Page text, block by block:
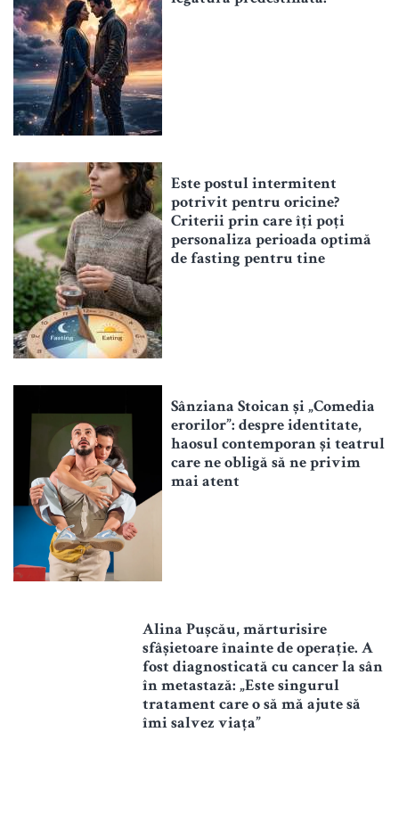
Este postul intermitent
potrivit pentru oricine?
Criterii prin care îți poți
personaliza perioada optimă
de fasting pentru tine
Sânziana Stoican și „Comedia
erorilor”: despre identitate,
haosul contemporan și teatrul
care ne obligă să ne privim
mai atent
Alina Pușcău, mărturisire
sfâșietoare înainte de operație. A
fost diagnosticată cu cancer la sân
în metastază: „Este singurul
tratament care o să mă ajute să
îmi salvez viața”